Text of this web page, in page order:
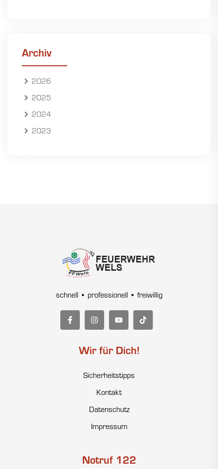
Archiv
2026
2025
2024
2023
schnell • professionell • freiwillig
Wir für Dich!
Sicherheitstipps
Kontakt
Datenschutz
Impressum
Notruf 122